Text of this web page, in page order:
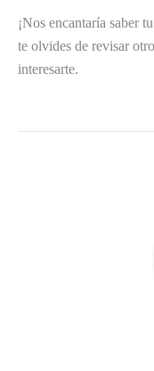
¡Nos encantaría saber
te olvides de revisar
interesarte.